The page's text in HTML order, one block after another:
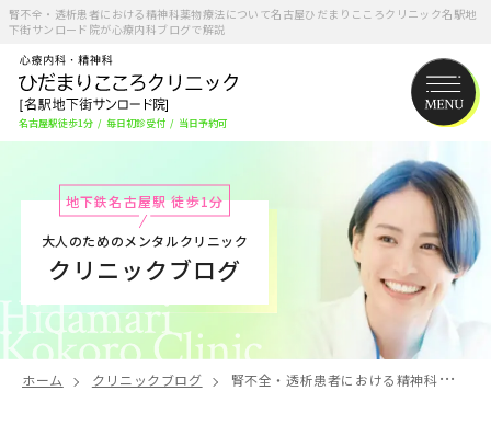
腎不全・透析患者における精神科薬物療法について名古屋ひだまりこころクリニック名駅地
下街サンロード院が心療内科ブログで解説
名古屋駅徒歩1分 / 毎日初診受付 / 当日予約可
地下鉄名古屋駅 徒歩1分
大人のためのメンタルクリニック
クリニックブログ
ホーム クリニックブログ 腎不全・透析患者における精神科薬物療法